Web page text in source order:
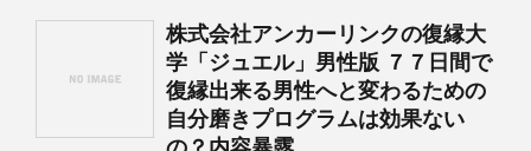
株式会社アンカーリンクの復縁大
学「ジュエル」男性版 ７７日間で
復縁出来る男性へと変わるための
自分磨きプログラムは効果ない